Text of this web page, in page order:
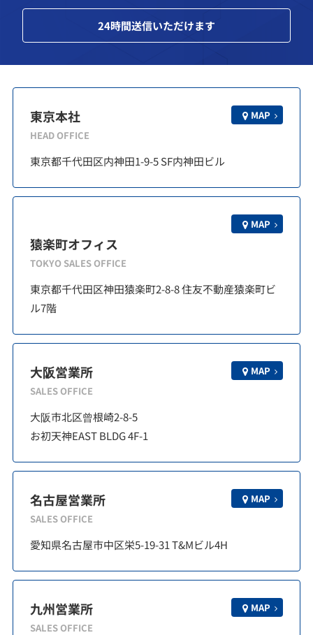
24時間送信いただけます
東京本社
HEAD OFFICE
MAP
東京都千代田区内神田1-9-5 SF内神田ビル
猿楽町オフィス
TOKYO SALES OFFICE
MAP
東京都千代田区神田猿楽町2-8-8 住友不動産猿楽町ビ
ル7階
大阪営業所
SALES OFFICE
MAP
大阪市北区曾根崎2-8-5
お初天神EAST BLDG 4F-1
名古屋営業所
SALES OFFICE
MAP
愛知県名古屋市中区栄5-19-31 T&Mビル4H
九州営業所
SALES OFFICE
MAP